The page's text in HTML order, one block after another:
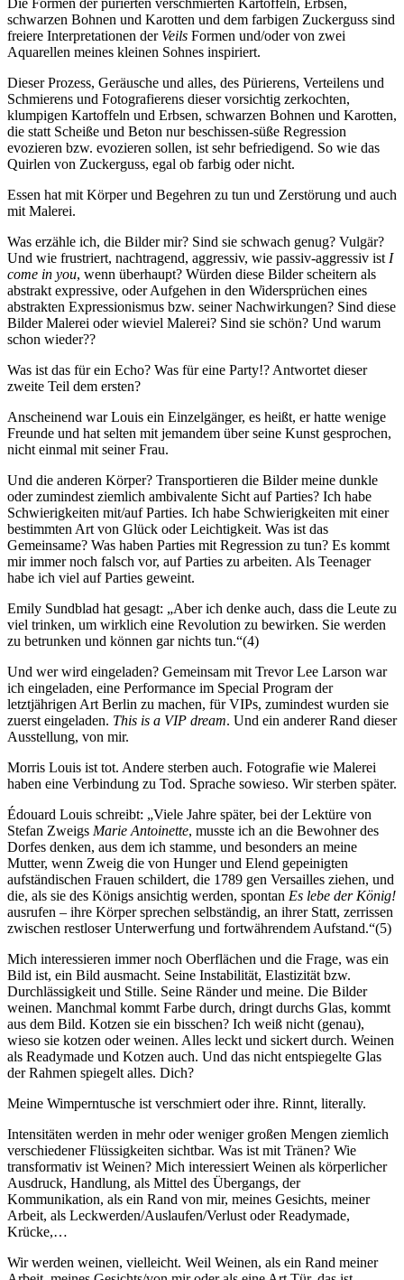
schwarzen Bohnen und Karotten und dem farbigen Zuckerguss sind
freiere Interpretationen der Veils Formen und/oder von zwei
Aquarellen meines kleinen Sohnes inspiriert.
Dieser Prozess, Geräusche und alles, des Pürierens, Verteilens und
Schmierens und Fotografierens dieser vorsichtig zerkochten,
klumpigen Kartoffeln und Erbsen, schwarzen Bohnen und Karotten,
die statt Scheiße und Beton nur beschissen-süße Regression
evozieren bzw. evozieren sollen, ist sehr befriedigend. So wie das
Quirlen von Zuckerguss, egal ob farbig oder nicht.
Essen hat mit Körper und Begehren zu tun und Zerstörung und auch
mit Malerei.
Was erzähle ich, die Bilder mir? Sind sie schwach genug? Vulgär?
Und wie frustriert, nachtragend, aggressiv, wie passiv-aggressiv ist I
come in you, wenn überhaupt? Würden diese Bilder scheitern als
abstrakt expressive, oder Aufgehen in den Widersprüchen eines
abstrakten Expressionismus bzw. seiner Nachwirkungen? Sind diese
Bilder Malerei oder wieviel Malerei? Sind sie schön? Und warum
schon wieder??
Was ist das für ein Echo? Was für eine Party!? Antwortet dieser
zweite Teil dem ersten?
Anscheinend war Louis ein Einzelgänger, es heißt, er hatte wenige
Freunde und hat selten mit jemandem über seine Kunst gesprochen,
nicht einmal mit seiner Frau.
Und die anderen Körper? Transportieren die Bilder meine dunkle
oder zumindest ziemlich ambivalente Sicht auf Parties? Ich habe
Schwierigkeiten mit/auf Parties. Ich habe Schwierigkeiten mit einer
bestimmten Art von Glück oder Leichtigkeit. Was ist das
Gemeinsame? Was haben Parties mit Regression zu tun? Es kommt
mir immer noch falsch vor, auf Parties zu arbeiten. Als Teenager
habe ich viel auf Parties geweint.
Emily Sundblad hat gesagt: „Aber ich denke auch, dass die Leute zu
viel trinken, um wirklich eine Revolution zu bewirken. Sie werden
zu betrunken und können gar nichts tun.“(4)
Und wer wird eingeladen? Gemeinsam mit Trevor Lee Larson war
ich eingeladen, eine Performance im Special Program der
letztjährigen Art Berlin zu machen, für VIPs, zumindest wurden sie
zuerst eingeladen. This is a VIP dream. Und ein anderer Rand dieser
Ausstellung, von mir.
Morris Louis ist tot. Andere sterben auch. Fotografie wie Malerei
haben eine Verbindung zu Tod. Sprache sowieso. Wir sterben später.
Édouard Louis schreibt: „Viele Jahre später, bei der Lektüre von
Stefan Zweigs Marie Antoinette, musste ich an die Bewohner des
Dorfes denken, aus dem ich stamme, und besonders an meine
Mutter, wenn Zweig die von Hunger und Elend gepeinigten
aufständischen Frauen schildert, die 1789 gen Versailles ziehen, und
die, als sie des Königs ansichtig werden, spontan Es lebe der König!
ausrufen – ihre Körper sprechen selbständig, an ihrer Statt, zerrissen
zwischen restloser Unterwerfung und fortwährendem Aufstand.“(5)
Mich interessieren immer noch Oberflächen und die Frage, was ein
Bild ist, ein Bild ausmacht. Seine Instabilität, Elastizität bzw.
Durchlässigkeit und Stille. Seine Ränder und meine. Die Bilder
weinen. Manchmal kommt Farbe durch, dringt durchs Glas, kommt
aus dem Bild. Kotzen sie ein bisschen? Ich weiß nicht (genau),
wieso sie kotzen oder weinen. Alles leckt und sickert durch. Weinen
als Readymade und Kotzen auch. Und das nicht entspiegelte Glas
der Rahmen spiegelt alles. Dich?
Meine Wimperntusche ist verschmiert oder ihre. Rinnt, literally.
Intensitäten werden in mehr oder weniger großen Mengen ziemlich
verschiedener Flüssigkeiten sichtbar. Was ist mit Tränen? Wie
transformativ ist Weinen? Mich interessiert Weinen als körperlicher
Ausdruck, Handlung, als Mittel des Übergangs, der
Kommunikation, als ein Rand von mir, meines Gesichts, meiner
Arbeit, als Leckwerden/Auslaufen/Verlust oder Readymade,
Krücke,…
Wir werden weinen, vielleicht. Weil Weinen, als ein Rand meiner